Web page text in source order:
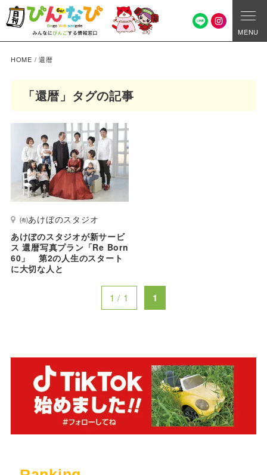
MENU
HOME /還暦
「還暦」タグの記事
㈲あけぼのスタジオ
あけぼのスタジオが新サービ
ス 還暦写真プラン「Re Born
60」 第2の人生のスタート
に大切な人と
1 / 1 1